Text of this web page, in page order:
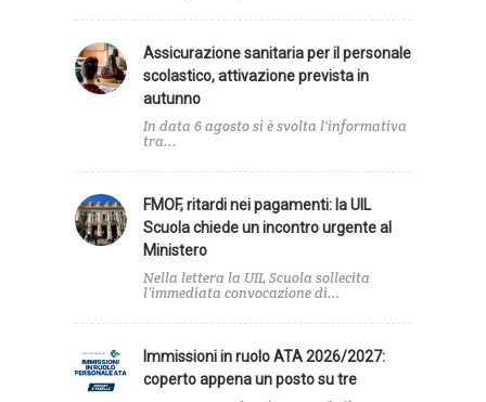
Assicurazione sanitaria per il personale
scolastico, attivazione prevista in
autunno
In data 6 agosto si è svolta l'informativa
tra...
FMOF, ritardi nei pagamenti: la UIL
Scuola chiede un incontro urgente al
Ministero
Nella lettera la UIL Scuola sollecita
l’immediata convocazione di...
Immissioni in ruolo ATA 2026/2027:
coperto appena un posto su tre